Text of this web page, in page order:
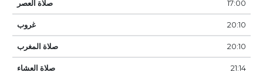
17:00
20:10
20:10
21:14